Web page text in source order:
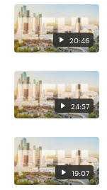
20:46
24:57
19:07